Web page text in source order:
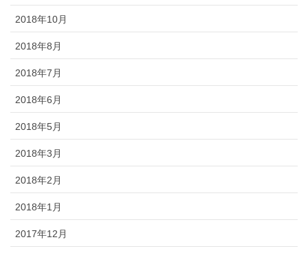
2018年10月
2018年8月
2018年7月
2018年6月
2018年5月
2018年3月
2018年2月
2018年1月
2017年12月